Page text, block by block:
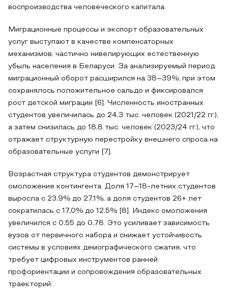
воспроизводства человеческого капитала.
Миграционные процессы и экспорт образовательных
услуг выступают в качестве компенсаторных
механизмов, частично нивелирующих естественную
убыль населения в Беларуси. За анализируемый период
миграционный оборот расширился на 38–39%, при этом
сохранялось положительное сальдо и фиксировался
рост детской миграции [6]. Численность иностранных
студентов увеличилась до 24,3 тыс. человек (2021/22 гг.),
а затем снизилась до 18,8 тыс. человек (2023/24 гг.), что
отражает структурную перестройку внешнего спроса на
образовательные услуги [7].
Возрастная структура студентов демонстрирует
омоложение контингента. Доля 17–18‑летних студентов
выросла с 23,9% до 27,1%, а доля студентов 26+ лет
сократилась с 17,0% до 12,5% [8]. Индекс омоложения
увеличился с 0,55 до 0,78. Это усиливает зависимость
вузов от первичного набора и снижает устойчивость
системы в условиях демографического сжатия, что
требует цифровых инструментов ранней
профориентации и сопровождения образовательных
траекторий.